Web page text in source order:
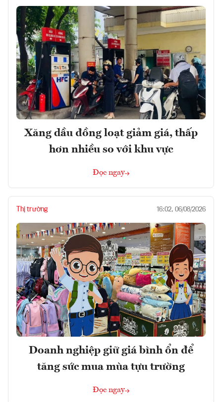
Xăng dầu đồng loạt giảm giá, thấp
hơn nhiều so với khu vực
Đọc ngay
Thị trường 16:02, 06/08/2026
Doanh nghiệp giữ giá bình ổn để
tăng sức mua mùa tựu trường
Đọc ngay